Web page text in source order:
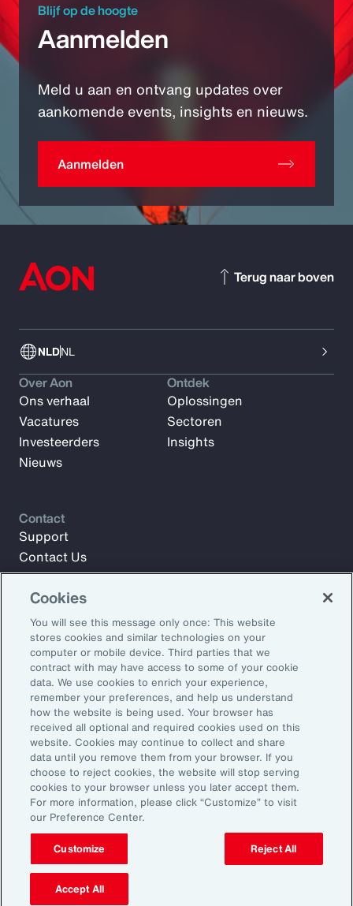
Blijf op de hoogte
Aanmelden
Meld u aan en ontvang updates over
aankomende events, insights en nieuws.
Aanmelden
NLDNL
Terug naar boven
artikelen, rapporten en updates van ons team van experts.
E-mailadres:
Aanmelden
Over Aon
Ons verhaal
Vacatures
Investeerders
Nieuws
Ontdek
Oplossingen
Sectoren
Insights
Contact
Support
Contact Us
©2026 Aon plc. Alle rechten voorbehouden.
SitemapPrivacy StatementAlgemene voorwaarden
E-mailvoorkeurenDienstenwijzer
Transparantie over beloningenKlachtenprocedure
Klokkenluidersregeling Herken phishing
Cookies
You will see this message only once: This website
stores cookies and similar technologies on your
computer or mobile device. Third parties that we
contract with may have access to some of your cookie
data. We use cookies to enrich your experience,
remember your preferences, and help us understand
how the website is being used. Your browser has
received all optional and required cookies used on this
website. Cookies may continue to collect and share
data until you remove them from your browser. If you
choose to reject cookies, the website will stop serving
cookies to your browser unless you later accept them.
For more information, please click “Customize” to visit
our Preference Center.
Customize Reject All
Accept All